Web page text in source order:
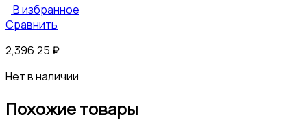
В избранное
Сравнить
2,396.25 ₽
Нет в наличии
Похожие товары